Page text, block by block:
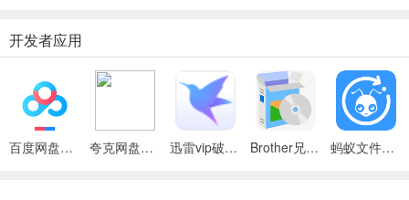
开发者应用
百度网盘绿色免安装Pc电脑版 夸克网盘官方正式版 迅雷vip破解版永久会员2024版 Brother兄弟 MFC-8480DN多功能一体机ISIS驱动 蚂蚁文件（数据恢复大师）